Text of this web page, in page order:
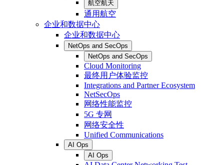
航空航天
通用航空
企业和数据中心
企业和数据中心
NetOps and SecOps
NetOps and SecOps
Cloud Monitoring
最终用户体验监控
Integrations and Partner Ecosystem
NetSecOps
网络性能监控
5G 专网
网络安全性
Unified Communications
AI Ops
AI Ops